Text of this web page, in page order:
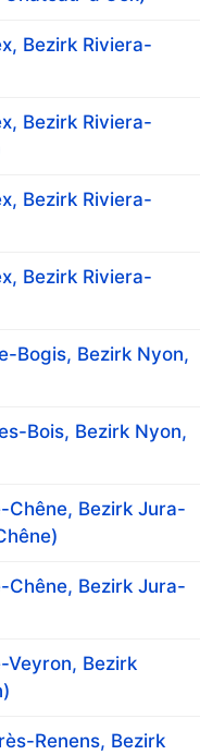
Bezirk Riviera-
Bezirk Riviera-
Bezirk Riviera-
Bezirk Riviera-
Bogis, Bezirk Nyon,
Bois, Bezirk Nyon,
Chêne, Bezirk Jura-
Chêne, Bezirk Jura-
Veyron, Bezirk
Renens, Bezirk